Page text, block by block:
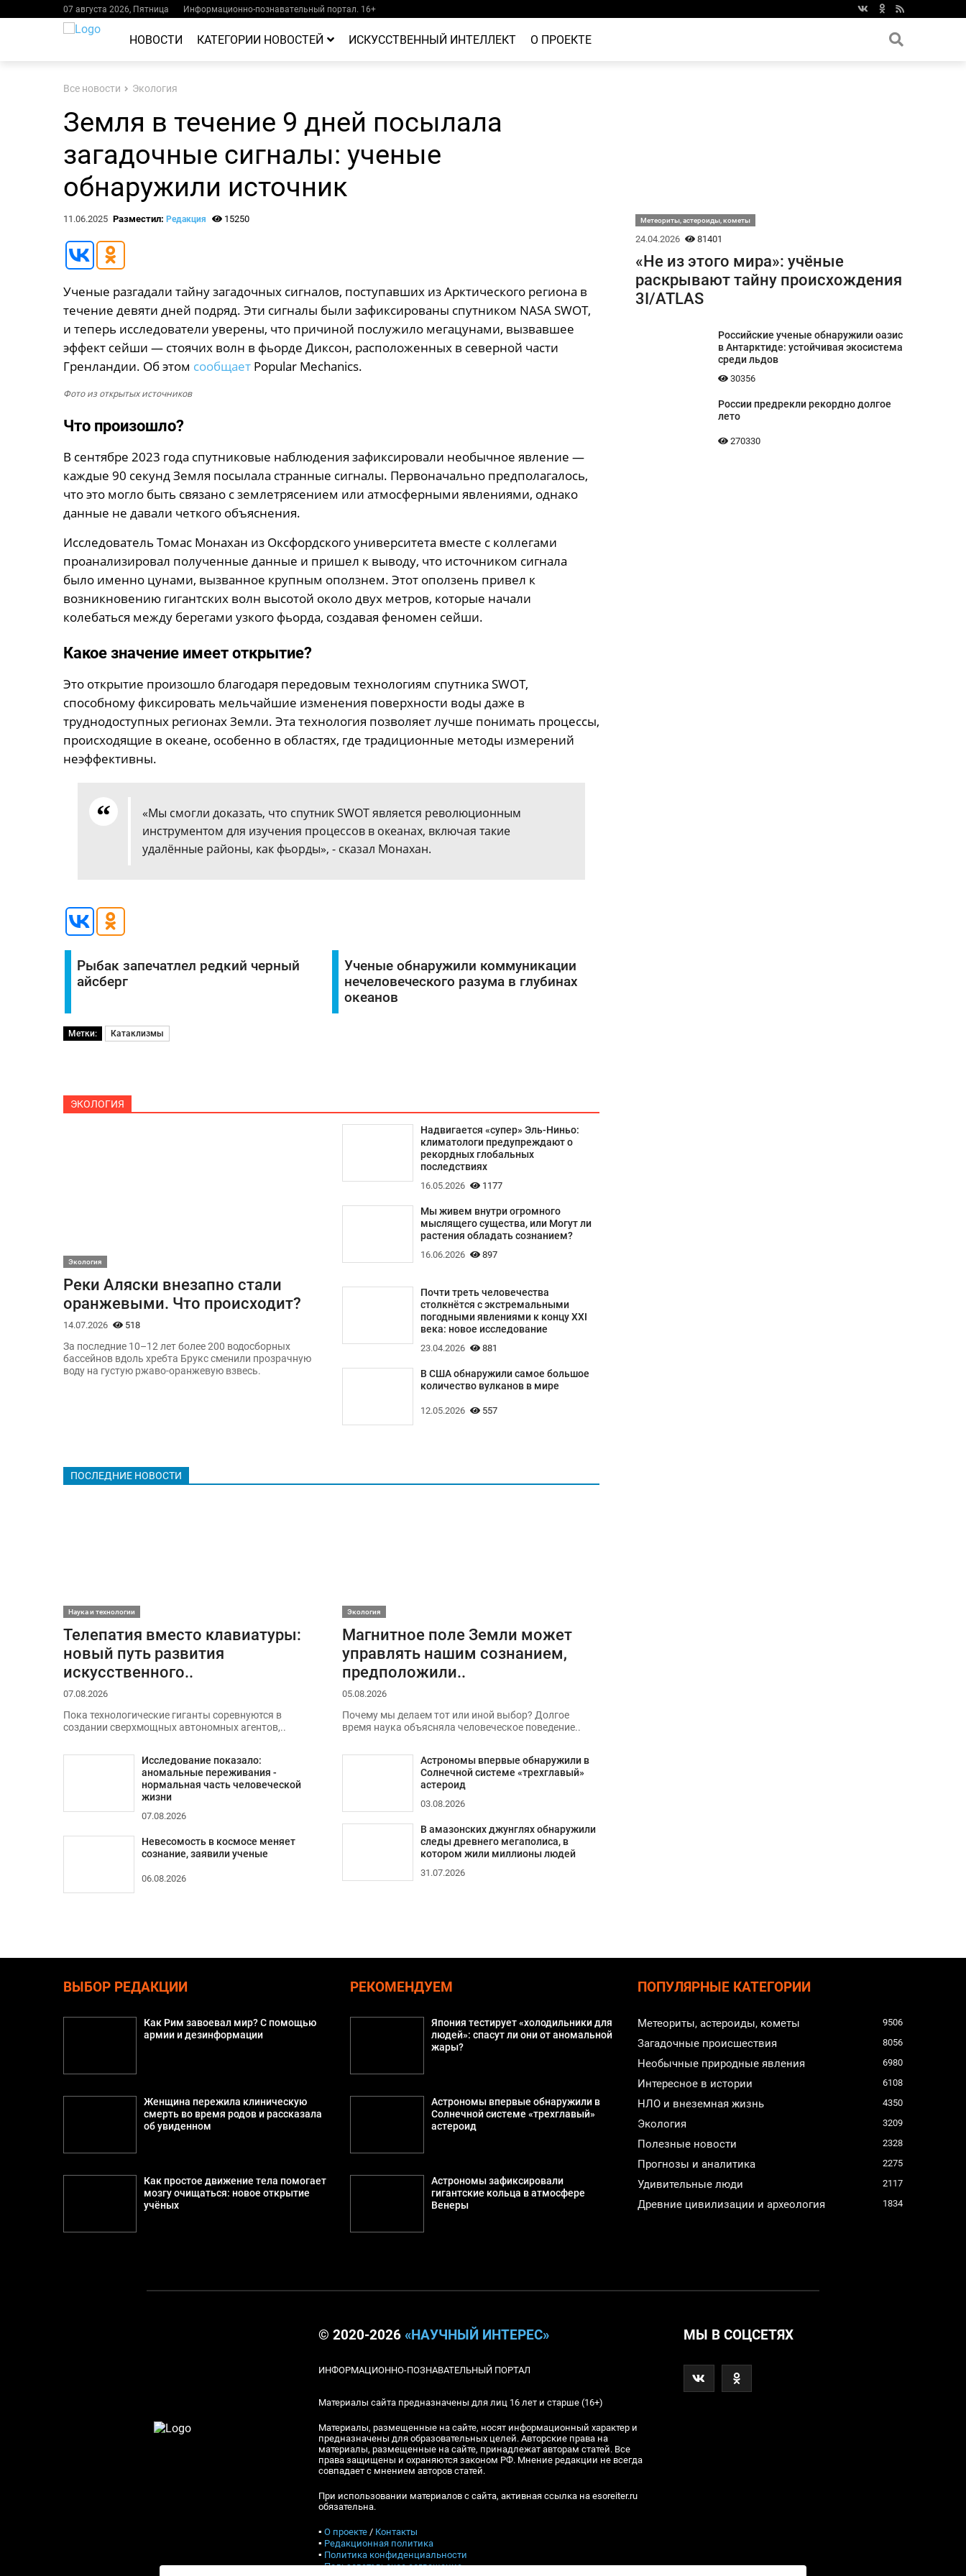
07 августа 2026, Пятница Информационно-познавательный портал. 16+
НОВОСТИ КАТЕГОРИИ НОВОСТЕЙ ИСКУССТВЕННЫЙ ИНТЕЛЛЕКТ О ПРОЕКТЕ
Все новости Экология
Земля в течение 9 дней посылала
загадочные сигналы: ученые
обнаружили источник
11.06.2025 Разместил: Редакция 15250
Ученые разгадали тайну загадочных сигналов, поступавших из Арктического региона в
течение девяти дней подряд. Эти сигналы были зафиксированы спутником NASA SWOT,
и теперь исследователи уверены, что причиной послужило мегацунами, вызвавшее
эффект сейши — стоячих волн в фьорде Диксон, расположенных в северной части
Гренландии. Об этом сообщаетPopular Mechanics.
Фото из открытых источников
Что произошло?
В сентябре 2023 года спутниковые наблюдения зафиксировали необычное явление —
каждые 90 секунд Земля посылала странные сигналы. Первоначально предполагалось,
что это могло быть связано с землетрясением или атмосферными явлениями, однако
данные не давали четкого объяснения.
Исследователь Томас Монахан из Оксфордского университета вместе с коллегами
проанализировал полученные данные и пришел к выводу, что источником сигнала
было именно цунами, вызванное крупным оползнем. Этот оползень привел к
возникновению гигантских волн высотой около двух метров, которые начали
колебаться между берегами узкого фьорда, создавая феномен сейши.
Какое значение имеет открытие?
Это открытие произошло благодаря передовым технологиям спутника SWOT,
способному фиксировать мельчайшие изменения поверхности воды даже в
труднодоступных регионах Земли. Эта технология позволяет лучше понимать процессы,
происходящие в океане, особенно в областях, где традиционные методы измерений
неэффективны.
«Мы смогли доказать, что спутник SWOT является революционным
инструментом для изучения процессов в океанах, включая такие
удалённые районы, как фьорды», - сказал Монахан.
Рыбак запечатлел редкий черный
айсберг
Ученые обнаружили коммуникации
нечеловеческого разума в глубинах
океанов
Метки: Катаклизмы
ЭКОЛОГИЯ
Экология
Реки Аляски внезапно стали
оранжевыми. Что происходит?
14.07.2026 518
За последние 10–12 лет более 200 водосборных
бассейнов вдоль хребта Брукс сменили прозрачную
воду на густую ржаво-оранжевую взвесь.
Надвигается «супер» Эль-Ниньо:
климатологи предупреждают о
рекордных глобальных
последствиях
16.05.2026 1177
Мы живем внутри огромного
мыслящего существа, или Могут ли
растения обладать сознанием?
16.06.2026 897
Почти треть человечества
столкнётся с экстремальными
погодными явлениями к концу XXI
века: новое исследование
23.04.2026 881
В США обнаружили самое большое
количество вулканов в мире
12.05.2026 557
ПОСЛЕДНИЕ НОВОСТИ
Наука и технологии
Телепатия вместо клавиатуры:
новый путь развития
искусственного..
07.08.2026
Пока технологические гиганты соревнуются в
создании сверхмощных автономных агентов,..
Исследование показало:
аномальные переживания -
нормальная часть человеческой
жизни
07.08.2026
Невесомость в космосе меняет
сознание, заявили ученые
06.08.2026
Экология
Магнитное поле Земли может
управлять нашим сознанием,
предположили..
05.08.2026
Почему мы делаем тот или иной выбор? Долгое
время наука объясняла человеческое поведение..
Астрономы впервые обнаружили в
Солнечной системе «трехглавый»
астероид
03.08.2026
В амазонских джунглях обнаружили
следы древнего мегаполиса, в
котором жили миллионы людей
31.07.2026
Метеориты, астероиды, кометы
24.04.2026 81401
«Не из этого мира»: учёные
раскрывают тайну происхождения
3I/ATLAS
Российские ученые обнаружили оазис
в Антарктиде: устойчивая экосистема
среди льдов
30356
России предрекли рекордно долгое
лето
270330
ВЫБОР РЕДАКЦИИ
Как Рим завоевал мир? С помощью
армии и дезинформации
Женщина пережила клиническую
смерть во время родов и рассказала
об увиденном
Как простое движение тела помогает
мозгу очищаться: новое открытие
учёных
РЕКОМЕНДУЕМ
Япония тестирует «холодильники для
людей»: спасут ли они от аномальной
жары?
Астрономы впервые обнаружили в
Солнечной системе «трехглавый»
астероид
Астрономы зафиксировали
гигантские кольца в атмосфере
Венеры
ПОПУЛЯРНЫЕ КАТЕГОРИИ
Метеориты, астероиды, кометы 9506
Загадочные происшествия 8056
Необычные природные явления 6980
Интересное в истории 6108
НЛО и внеземная жизнь 4350
Экология 3209
Полезные новости 2328
Прогнозы и аналитика 2275
Удивительные люди 2117
Древние цивилизации и археология 1834
© 2020-2026 «НАУЧНЫЙ ИНТЕРЕС»
ИНФОРМАЦИОННО-ПОЗНАВАТЕЛЬНЫЙ ПОРТАЛ
Материалы сайта предназначены для лиц 16 лет и старше (16+)
Материалы, размещенные на сайте, носят информационный характер и
предназначены для образовательных целей. Авторские права на
материалы, размещенные на сайте, принадлежат авторам статей. Все
права защищены и охраняются законом РФ. Мнение редакции не всегда
совпадает с мнением авторов статей.
При использовании материалов с сайта, активная ссылка на esoreiter.ru
обязательна.
▪ О проекте/ Контакты
▪ Редакционная политика
▪ Политика конфиденциальности
▪Пользовательское соглашение
МЫ В СОЦСЕТЯХ